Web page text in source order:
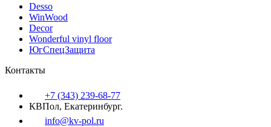
Desso
WinWood
Decor
Wonderful vinyl floor
ЮгСпецЗащита
Контакты
+7 (343) 239-68-77
КВПол, Екатеринбург.
info@kv-pol.ru